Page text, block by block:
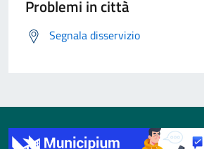
Problemi in città
Segnala disservizio